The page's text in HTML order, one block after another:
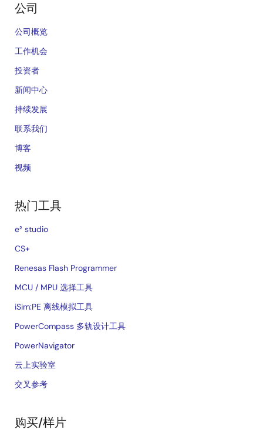
公司
公司概览
工作机会
投资者
新闻中心
持续发展
联系我们
博客
视频
热门工具
e² studio
CS+
Renesas Flash Programmer
MCU / MPU 选择工具
iSim:PE 离线模拟工具
PowerCompass 多轨设计工具
PowerNavigator
云上实验室
交叉参考
购买/样片